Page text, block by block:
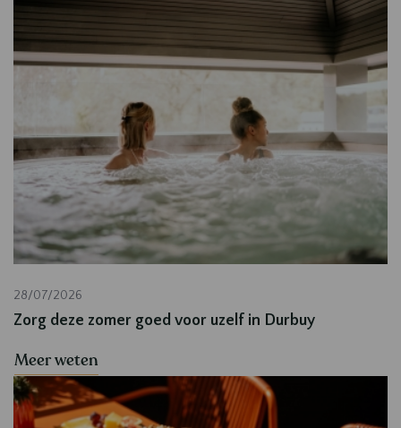
28/07/2026
Zorg deze zomer goed voor uzelf in Durbuy
Meer weten